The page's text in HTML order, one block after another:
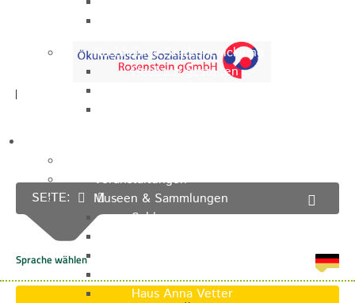
Nachhaltige Stadtentwicklung
Heubach gestalten
Veranstaltungen
Museen & Sammlungen
Schloss
Haus Anna Vetter
SEITE: